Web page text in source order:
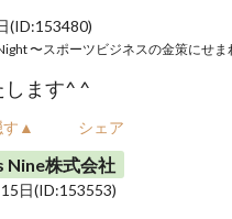
(ID:153480)
します^ ^
す▲ シェア
Nine株式会社
日(ID:153553)